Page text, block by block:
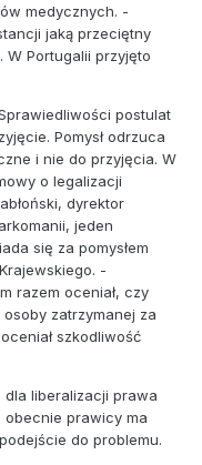
medycznych. -
jaką przeciętny
W Portugalii przyjęto
postulat
Pomysł odrzuca
i nie do przyjęcia. W
o legalizacji
dyrektor
jeden
się za pomysłem
-
razem oceniał, czy
zatrzymanej za
szkodliwość
dla liberalizacji prawa
obecnie prawicy ma
do problemu.